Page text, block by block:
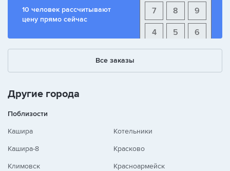
10 человек рассчитывают
цену прямо сейчас
9
8
7
6
5
4
+ - /
Все заказы
Другие города
Поблизости
Кашира
Кашира-8
Климовск
Котельники
Красково
Красноармейск